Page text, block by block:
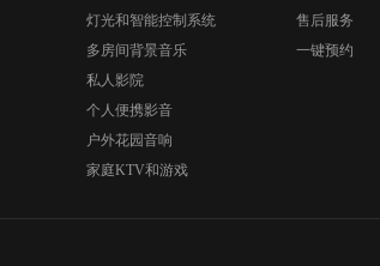
灯光和智能控制系统
多房间背景音乐
私人影院
个人便携影音
户外花园音响
家庭KTV和游戏
售后服务
一键预约